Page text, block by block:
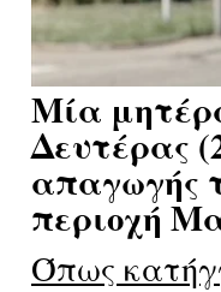
Μία
Δευτέρας
απαγωγής
περιοχή
Όπως